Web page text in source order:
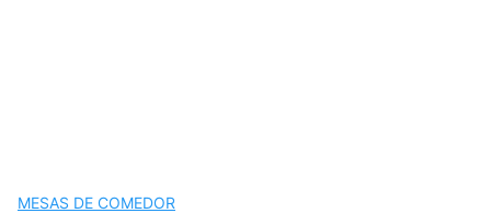
MESAS DE COMEDOR